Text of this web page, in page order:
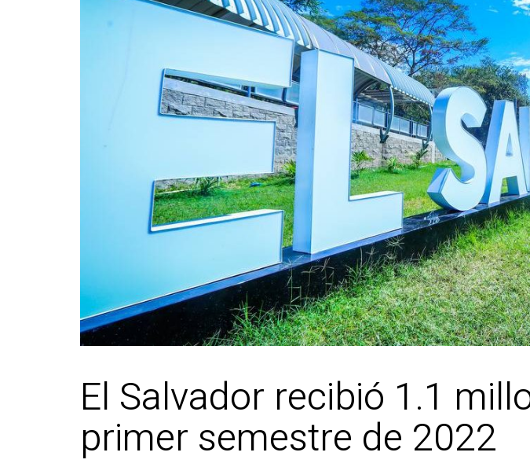
El Salvador recibió 1.1
primer semestre de 2022